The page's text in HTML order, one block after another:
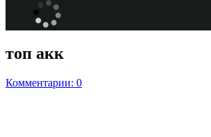
топ акк
Комментарии: 0